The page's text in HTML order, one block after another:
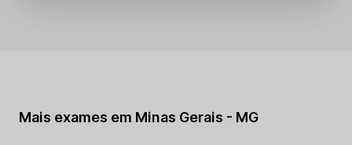
Mais exames em Minas Gerais - MG